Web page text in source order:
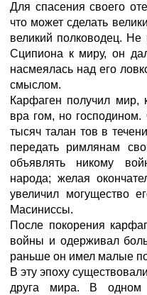
Для спасения своего
что может сделать
великий полководец. Не
Сципиона к миру, он
насмеялась над его
смыслом.
Карфаген получил мир,
вра гом, но
тысяч талан тов в
передать римлянам
объявлять никому
народа; желая
увеличил могущество
Масиниссы.
После покорения
войны и одерживал
раньше он имел малые
В эту эпоху
друга мира. В одном